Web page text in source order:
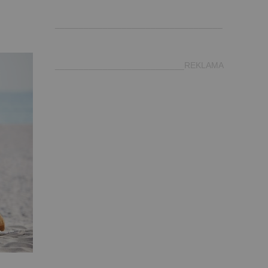
___________________________REKLAMA